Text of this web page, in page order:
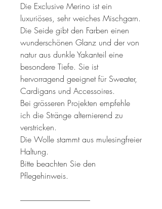
Die Exclusive Merino ist ein
luxuriöses, sehr weiches Mischgarn.
Die Seide gibt den Farben einen
wunderschönen Glanz und der von
natur aus dunkle Yakanteil eine
besondere Tiefe. Sie ist
hervorragend geeignet für Sweater,
Cardigans und Accessoires.
Bei grösseren Projekten empfehle
ich die Stränge alternierend zu
verstricken.
Die Wolle stammt aus mulesingfreier
Haltung.
Bitte beachten Sie den
Pflegehinweis.
----------------------------------------------